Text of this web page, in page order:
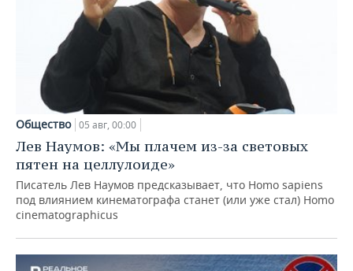
Общество 05 авг, 00:00
Лев Наумов: «Мы плачем из-за световых
пятен на целлулоиде»
Писатель Лев Наумов предсказывает, что Homo sapiens
под влиянием кинематографа станет (или уже стал) Homo
cinematographicus